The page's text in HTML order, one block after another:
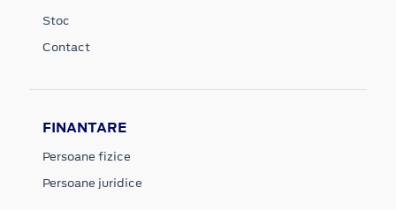
Stoc
Contact
FINANTARE
Persoane fizice
Persoane juridice